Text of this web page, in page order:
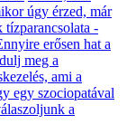
úgy érzed, már
tízparancsolata -
erősen hat a
meg a
ami a
egy szociopatával
a